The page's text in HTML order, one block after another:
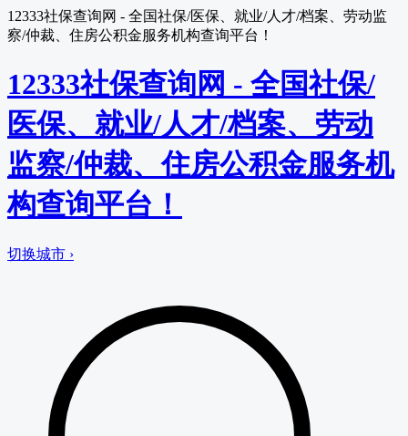
12333社保查询网 - 全国社保/医保、就业/人才/档案、劳动监
察/仲裁、住房公积金服务机构查询平台！
12333社保查询网 - 全国社保/
医保、就业/人才/档案、劳动
监察/仲裁、住房公积金服务机
构查询平台！
切换城市 ›